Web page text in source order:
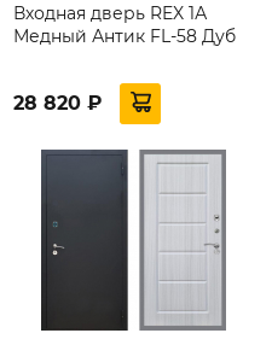
Входная дверь REX 1А
Медный Антик FL-58 Дуб
28 820 ₽